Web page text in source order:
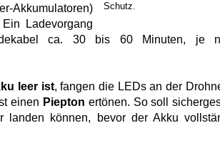
Schutz.
Akkumulatoren)
Ladevorgang
ca. 30 bis 60 Minuten, je
leer ist, fangen die LEDs an der
einen Piepton ertönen. So soll
können, bevor der Akku